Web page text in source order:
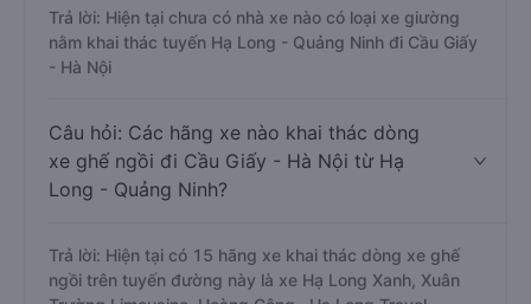
xe giường nằm đi Cầu Giấy - Hà Nội từ Hạ
Long - Quảng Ninh?
nằm khai thác tuyến Hạ Long - Quảng Ninh đi Cầu Giấy
- Hà Nội
xe ghế ngồi đi Cầu Giấy - Hà Nội từ Hạ
Long - Quảng Ninh?